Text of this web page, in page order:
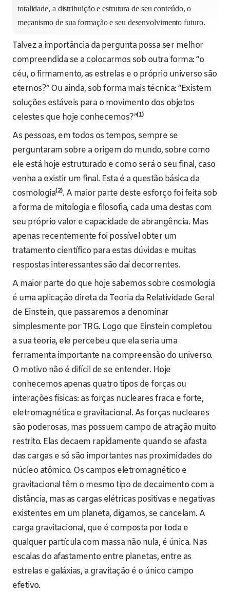
totalidade, a distribuição e estrutura de seu conteúdo, o
mecanismo de sua formação e seu desenvolvimento futuro.
Talvez a importância da pergunta possa ser melhor
compreendida se a colocarmos sob outra forma: “o
céu, o firmamento, as estrelas e o próprio universo são
eternos?” Ou ainda, sob forma mais técnica: “Existem
soluções estáveis para o movimento dos objetos
celestes que hoje conhecemos?”(1)
As pessoas, em todos os tempos, sempre se
perguntaram sobre a origem do mundo, sobre como
ele está hoje estruturado e como será o seu final, caso
venha a existir um final. Esta é a questão básica da
cosmologia(2). A maior parte deste esforço foi feita sob
a forma de mitologia e filosofia, cada uma destas com
seu próprio valor e capacidade de abrangência. Mas
apenas recentemente foi possível obter um
tratamento científico para estas dúvidas e muitas
respostas interessantes são daí decorrentes.
A maior parte do que hoje sabemos sobre cosmologia
é uma aplicação direta da Teoria da Relatividade Geral
de Einstein, que passaremos a denominar
simplesmente por TRG. Logo que Einstein completou
a sua teoria, ele percebeu que ela seria uma
ferramenta importante na compreensão do universo.
O motivo não é difícil de se entender. Hoje
conhecemos apenas quatro tipos de forças ou
interações físicas: as forças nucleares fraca e forte,
eletromagnética e gravitacional. As forças nucleares
são poderosas, mas possuem campo de atração muito
restrito. Elas decaem rapidamente quando se afasta
das cargas e só são importantes nas proximidades do
núcleo atômico. Os campos eletromagnético e
gravitacional têm o mesmo tipo de decaimento com a
distância, mas as cargas elétricas positivas e negativas
existentes em um planeta, digamos, se cancelam. A
carga gravitacional, que é composta por toda e
qualquer partícula com massa não nula, é única. Nas
escalas do afastamento entre planetas, entre as
estrelas e galáxias, a gravitação é o único campo
efetivo.